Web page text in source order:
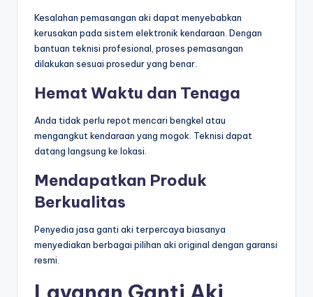
Kesalahan pemasangan aki dapat menyebabkan
kerusakan pada sistem elektronik kendaraan. Dengan
bantuan teknisi profesional, proses pemasangan
dilakukan sesuai prosedur yang benar.
Hemat Waktu dan Tenaga
Anda tidak perlu repot mencari bengkel atau
mengangkut kendaraan yang mogok. Teknisi dapat
datang langsung ke lokasi.
Mendapatkan Produk
Berkualitas
Penyedia jasa ganti aki terpercaya biasanya
menyediakan berbagai pilihan aki original dengan garansi
resmi.